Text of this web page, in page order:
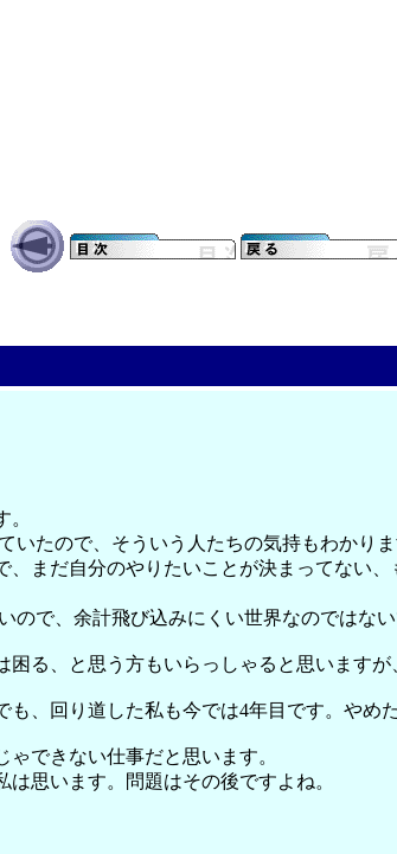
たので、そういう人たちの気持もわかりま
まだ自分のやりたいことが決まってない
で、余計飛び込みにくい世界なのではな
る、と思う方もいらっしゃると思います
、回り道した私も今では4年目です。やめ
できない仕事だと思います。
思います。問題はその後ですよね。